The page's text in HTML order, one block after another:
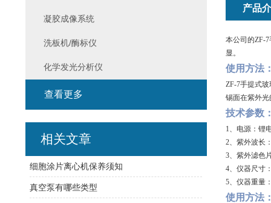
产品
本公司的ZF-
显。
使用方法
ZF-7手提式
锡面在紫外
技术参数
1、电源：锂
2、紫外波长
3、紫外滤色
4、仪器尺寸
5、仪器重量
使用方法
凝胶成像系统
洗板机/酶标仪
化学发光分析仪
查看更多
相关文章
细胞涂片离心机保养须知
真空泵有哪些类型